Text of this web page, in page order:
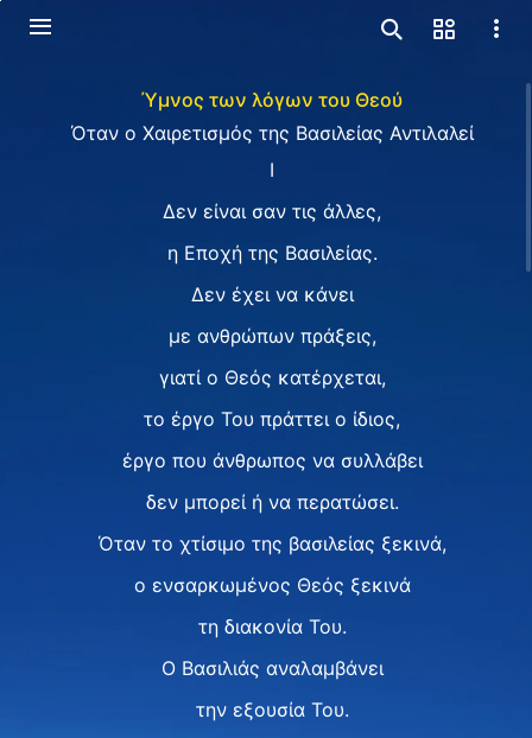
Ύμνος των λόγων του Θεού
Όταν ο Χαιρετισμός της Βασιλείας Αντιλαλεί
I
Δεν είναι σαν τις άλλες,
η Εποχή της Βασιλείας.
Δεν έχει να κάνει
με ανθρώπων πράξεις,
γιατί ο Θεός κατέρχεται,
το έργο Του πράττει ο ίδιος,
έργο που άνθρωπος να συλλάβει
δεν μπορεί ή να περατώσει.
Όταν το χτίσιμο της βασιλείας ξεκινά,
ο ενσαρκωμένος Θεός ξεκινά
τη διακονία Του.
O Βασιλιάς αναλαμβάνει
την εξουσία Του.